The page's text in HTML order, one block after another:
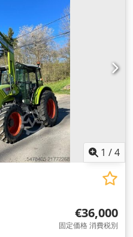
1 /4
€36,000
固定価格 消費税別